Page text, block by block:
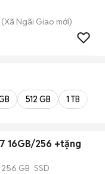
(Xã Ngãi Giao mới)
512 GB 1 TB
16GB/256 +tặng
256 GB SSD